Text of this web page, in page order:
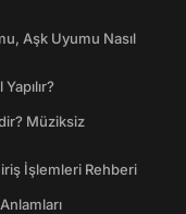
Aşk Uyumu Nasıl
Müziksiz
İşlemleri Rehberi